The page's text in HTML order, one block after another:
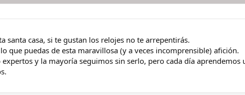
santa casa, si te gustan los relojes no te arrepentirás.
que puedas de esta maravillosa (y a veces incomprensible) afición.
y la mayoría seguimos sin serlo, pero cada día